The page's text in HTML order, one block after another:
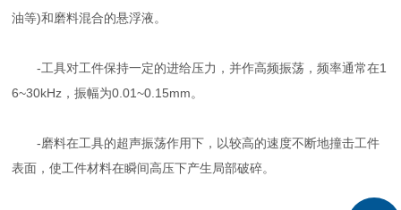
油等)和磨料混合的悬浮液。
-工具对工件保持一定的进给压力，并作高频振荡，频率通常在1
6~30kHz，振幅为0.01~0.15mm。
-磨料在工具的超声振荡作用下，以较高的速度不断地撞击工件
表面，使工件材料在瞬间高压下产生局部破碎。